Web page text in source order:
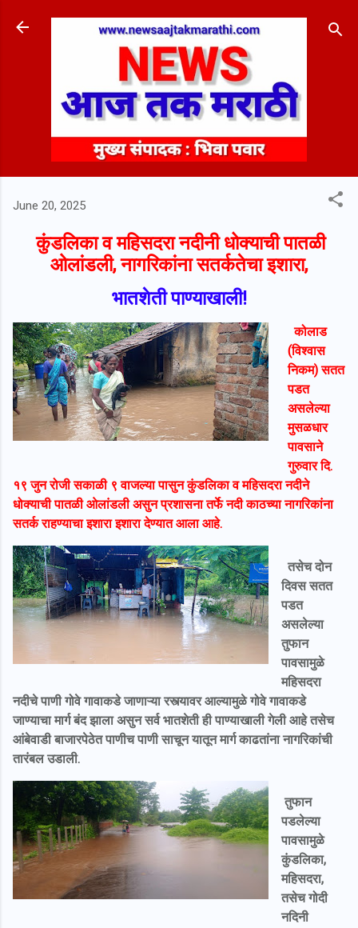
Skip to main content
June 20, 2025
कुंडलिका व महिसदरा नदीनी धोक्याची पातळी
ओलांडली, नागरिकांना सतर्कतेचा इशारा,
भातशेती पाण्याखाली!
कोलाड
(विश्वास
निकम) सतत
पडत
असलेल्या
मुसळधार
पावसाने
गुरुवार दि.
१९ जुन रोजी सकाळी ९ वाजल्या पासुन कुंडलिका व महिसदरा नदीने
धोक्याची पातळी ओलांडली असुन प्रशासना तर्फे नदी काठच्या नागरिकांना
सतर्क राहण्याचा इशारा इशारा देण्यात आला आहे.
तसेच दोन
दिवस सतत
पडत
असलेल्या
तुफान
पावसामुळे
महिसदरा
नदीचे पाणी गोवे गावाकडे जाणाऱ्या रस्त्यावर आल्यामुळे गोवे गावाकडे
जाण्याचा मार्ग बंद झाला असुन सर्व भातशेती ही पाण्याखाली गेली आहे तसेच
आंबेवाडी बाजारपेठेत पाणीच पाणी साचून यातून मार्ग काढतांना नागरिकांची
तारंबल उडाली.
तुफान
पडलेल्या
पावसामुळे
कुंडलिका,
महिसदरा,
तसेच गोदी
नदिनी